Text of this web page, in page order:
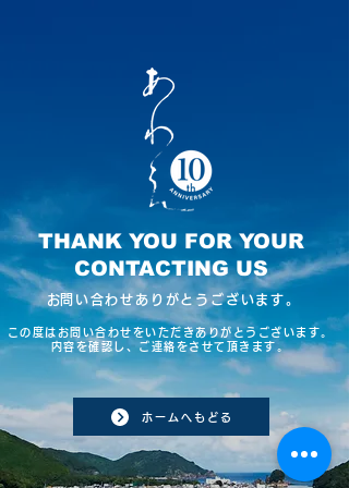
THANK YOU FOR YOUR
CONTACTING US
​お問い合わせありがとうございます。
この度はお問い合わせをいただきありがとうございます。
​内容を確認し、ご連絡をさせて頂きます。​
ホームへもどる